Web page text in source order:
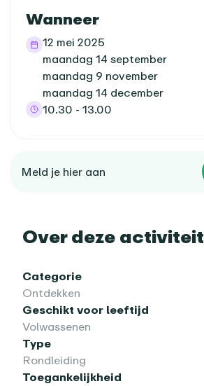
Wanneer
12 mei 2025
maandag 14 september
maandag 9 november
maandag 14 december
10.30 - 13.00
Meld je hier aan
Over deze activiteit
Categorie
Ontdekken
Geschikt voor leeftijd
Volwassenen
Type
Rondleiding
Toegankelijkheid